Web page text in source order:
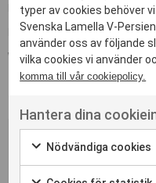
FLÖDE FÖR INLÄGG
FLÖDE FÖR KOMMENTARER
WORDPRESS.ORG
Kontakta oss
typer av cookies behöver
Svenska Lamella V-
använder oss av följande
vilka cookies vi använder
komma till vår cookiepolicy.
Hantera dina
Nödvändiga cookies